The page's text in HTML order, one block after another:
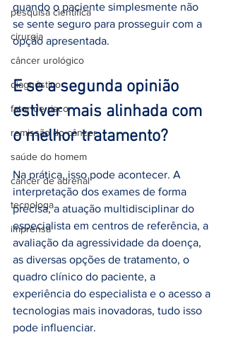
pesquisa científica
cirurgia
câncer urológico
diagnóstico
fator de risco
remissão do câncer
saúde do homem
câncer de adrenal
tecnologa
imprensa
quando o paciente simplesmente não
se sente seguro para prosseguir com a
opção apresentada.
E se a segunda opinião
estiver mais alinhada com
o melhor tratamento?
Na prática, isso pode acontecer. A
interpretação dos exames de forma
precisa, a atuação multidisciplinar do
especialista em centros de referência, a
avaliação da agressividade da doença,
as diversas opções de tratamento, o
quadro clínico do paciente, a
experiência do especialista e o acesso a
tecnologias mais inovadoras, tudo isso
pode influenciar.